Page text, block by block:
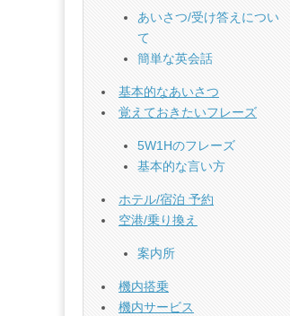
あいさつ/受け答えについ
て
簡単な英会話
基本的なあいさつ
覚えておきたいフレーズ
5W1Hのフレーズ
基本的な言い方
ホテル/宿泊 予約
空港/乗り換え
案内所
機内搭乗
機内サービス